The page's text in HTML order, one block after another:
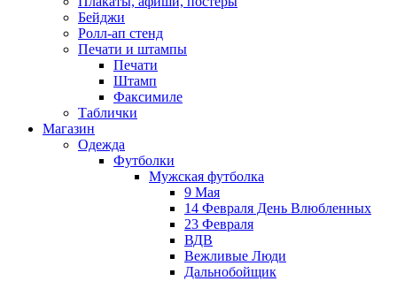
Бейджи
Ролл-ап стенд
Печати и штампы
Печати
Штамп
Факсимиле
Таблички
Магазин
Одежда
Футболки
Мужская футболка
9 Мая
14 Февраля День Влюбленных
23 Февраля
ВДВ
Вежливые Люди
Дальнобойщик